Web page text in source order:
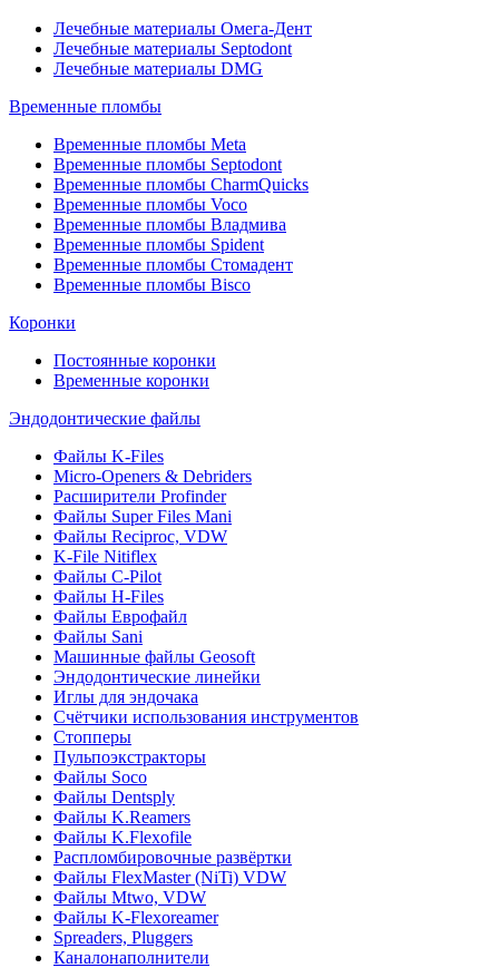
Лечебные материалы Омега-Дент
Лечебные материалы Septodont
Лечебные материалы DMG
Временные пломбы
Временные пломбы Meta
Временные пломбы Septodont
Временные пломбы CharmQuicks
Временные пломбы Voco
Временные пломбы Владмива
Временные пломбы Spident
Временные пломбы Стомадент
Временные пломбы Bisco
Коронки
Постоянные коронки
Временные коронки
Эндодонтические файлы
Файлы K-Files
Micro-Openers & Debriders
Расширители Profinder
Файлы Super Files Mani
Файлы Reciproc, VDW
K-File Nitiflex
Файлы C-Pilot
Файлы H-Files
Файлы Еврофайл
Файлы Sani
Машинные файлы Geosoft
Эндодонтические линейки
Иглы для эндочака
Счётчики использования инструментов
Стопперы
Пульпоэкстракторы
Файлы Soco
Файлы Dentsply
Файлы K.Reamers
Файлы K.Flexofile
Распломбировочные развёртки
Файлы FlexMaster (NiTi) VDW
Файлы Mtwo, VDW
Файлы K-Flexoreamer
Spreaders, Pluggers
Каналонаполнители